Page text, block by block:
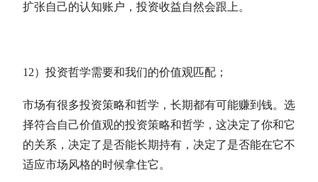
扩张自己的认知账户，投资收益自然会跟上。
12）投资哲学需要和我们的价值观匹配；
市场有很多投资策略和哲学，长期都有可能赚到钱。选
择符合自己价值观的投资策略和哲学，这决定了你和它
的关系，决定了是否能长期持有，决定了是否能在它不
适应市场风格的时候拿住它。